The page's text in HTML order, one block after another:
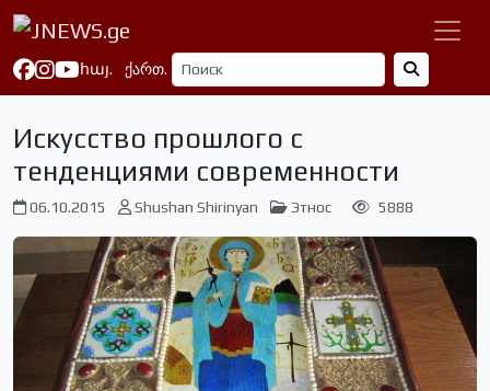
հայ. ქართ.
Искусство прошлого с
тенденциями современности
06.10.2015 Shushan Shirinyan Этнос 5888